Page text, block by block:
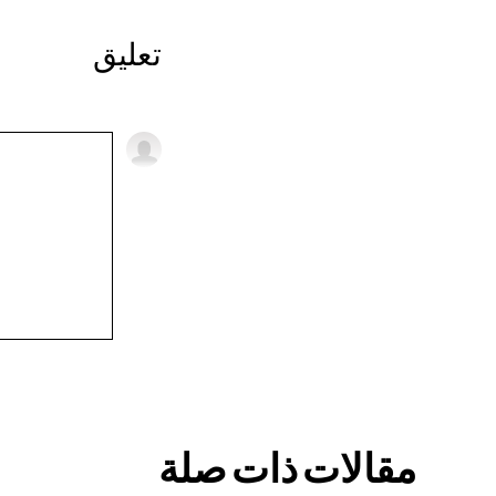
تعليق
مقالات ذات صلة